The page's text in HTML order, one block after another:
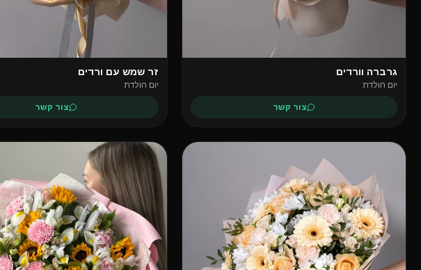
גרברה וורדים
יום הולדת
צור קשר
זר שמש עם ורדים
יום הולדת
צור קשר